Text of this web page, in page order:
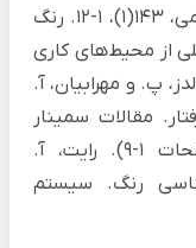
عملکرد. مجله روان‌شناسی تجربی: عمومی، 143(1)، 1-12. رنگ
از محیط‌های کاری
49(14)، 1496–1507. والدز، پ. و مهرابیان، آ.
مقالات سمینار
بین‌المللی روان‌شناسی محیطی (صفحات 1-9). رایت، آ.
رنگ. سیستم